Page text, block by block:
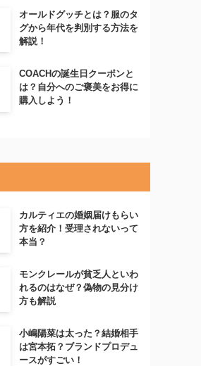
オールドグッチとは？服のタ
グから年代を判別する方法を
解説！
COACHの誕生日クーポンと
は？自分へのご褒美をお得に
購入しよう！
カルティエの婚姻届けもらい
方を紹介！受理されないって
本当？
モンクレールが貧乏人といわ
れるのはなぜ？偽物の見分け
方も解説
小嶋陽菜は太った？結婚相手
は宮本拓？ブランドプロデュ
ースがすごい！